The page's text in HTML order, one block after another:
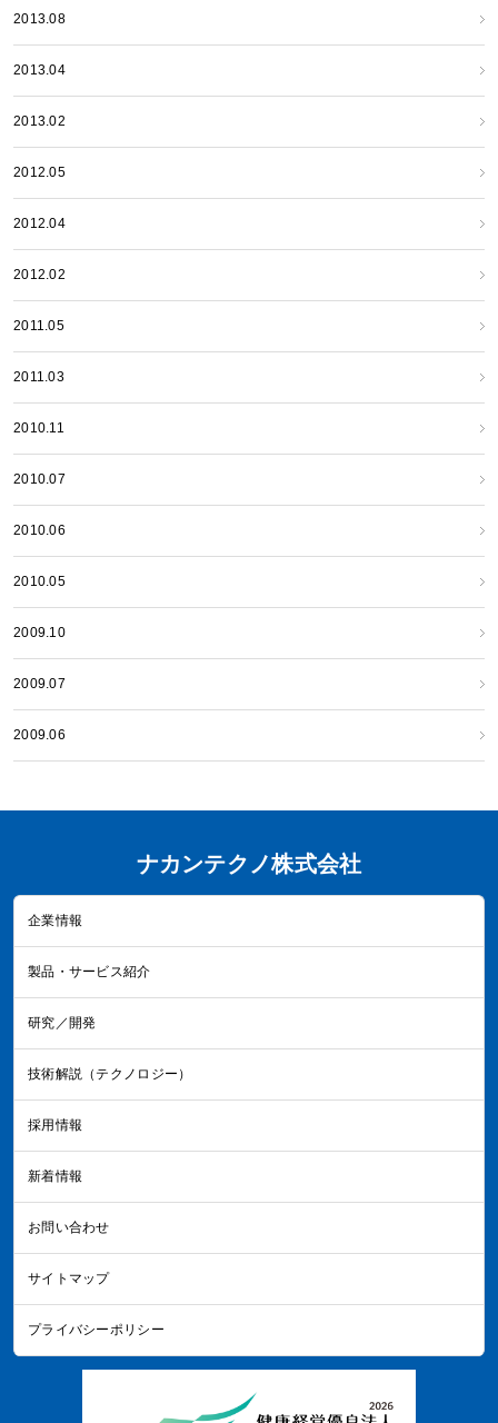
2013.08
2013.04
2013.02
2012.05
2012.04
2012.02
2011.05
2011.03
2010.11
2010.07
2010.06
2010.05
2009.10
2009.07
2009.06
ナカンテクノ株式会社
企業情報
製品・サービス紹介
研究／開発
技術解説（テクノロジー）
採用情報
新着情報
お問い合わせ
サイトマップ
プライバシーポリシー